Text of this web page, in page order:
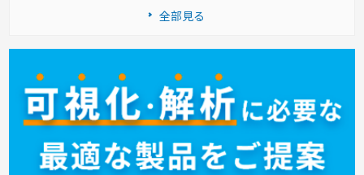
全部見る